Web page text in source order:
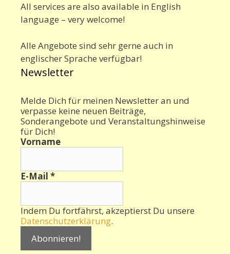
All services are also available in English
language – very welcome!
Alle Angebote sind sehr gerne auch in
englischer Sprache verfügbar!
Newsletter
Melde Dich für meinen Newsletter an und
verpasse keine neuen Beiträge,
Sonderangebote und Veranstaltungshinweise
für Dich!
Vorname
E-Mail *
Indem Du fortfährst, akzeptierst Du unsere
Datenschutzerklärung.